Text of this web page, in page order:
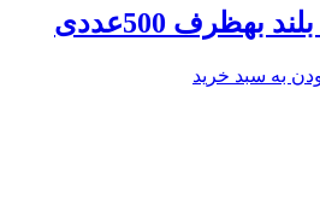
500عددی
به سبد خرید